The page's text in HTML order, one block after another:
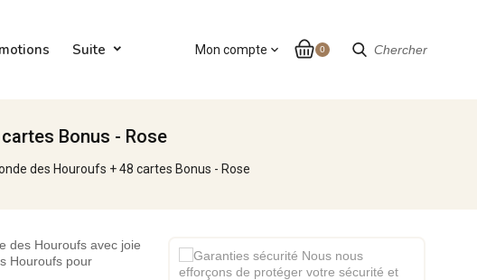
Chercher
Suite 0
Mon compte expand_more
Bonus - Rose
des Houroufs + 48 cartes Bonus - Rose
des Houroufs avec joie
Houroufs pour